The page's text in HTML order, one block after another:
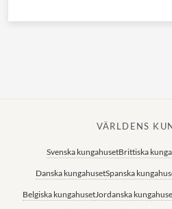
VÄRLDENS
Svenska kungahusetBrittiska
Danska kungahusetSpanska
Belgiska kungahusetJordanska